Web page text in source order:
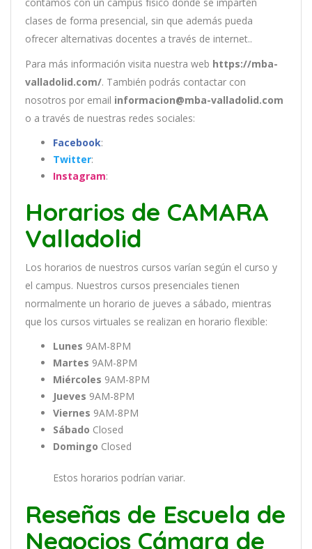
clases de forma presencial, sin que además pueda
ofrecer alternativas docentes a través de internet..
Para más información visita nuestra web https://mba-
valladolid.com/. También podrás contactar con
nosotros por email informacion@mba-valladolid.com
o a través de nuestras redes sociales:
Facebook:
Twitter:
Instagram:
Horarios de CAMARA
Valladolid
Los horarios de nuestros cursos varían según el curso y
el campus. Nuestros cursos presenciales tienen
normalmente un horario de jueves a sábado, mientras
que los cursos virtuales se realizan en horario flexible:
Lunes 9AM-8PM
Martes 9AM-8PM
Miércoles 9AM-8PM
Jueves 9AM-8PM
Viernes 9AM-8PM
Sábado Closed
Domingo Closed
Estos horarios podrían variar.
Reseñas de Escuela de
Negocios Cámara de